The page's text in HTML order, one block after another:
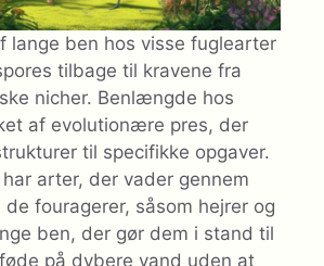
lange ben hos visse fuglearter
tilbage til kravene fra
nicher. Benlængde hos
af evolutionære pres, der
til specifikke opgaver.
arter, der vader gennem
fouragerer, såsom hejrer og
ben, der gør dem i stand til
på dybere vand uden at